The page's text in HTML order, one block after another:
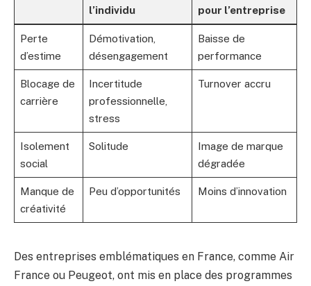
l’individu
pour l’entreprise
Perte
d’estime
Démotivation,
désengagement
Baisse de
performance
Blocage de
carrière
Incertitude
professionnelle,
stress
Turnover accru
Isolement
social
Solitude
Image de marque
dégradée
Manque de
créativité
Peu d’opportunités Moins d’innovation
Des entreprises emblématiques en France, comme Air
France ou Peugeot, ont mis en place des programmes